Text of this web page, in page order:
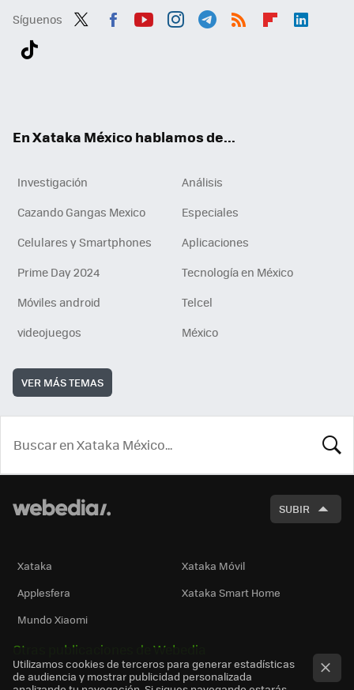
Síguenos
En Xataka México hablamos de...
Investigación
Análisis
Cazando Gangas Mexico
Especiales
Celulares y Smartphones
Aplicaciones
Prime Day 2024
Tecnología en México
Móviles android
Telcel
videojuegos
México
VER MÁS TEMAS
SUBIR
Xataka
Xataka Móvil
Applesfera
Xataka Smart Home
Mundo Xiaomi
Otras publicaciones de Webedia
Utilizamos cookies de terceros para generar estadísticas
de audiencia y mostrar publicidad personalizada